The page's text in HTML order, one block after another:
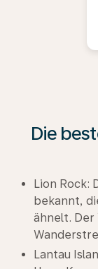
Die
Lion Rock:
bekannt,
ähnelt. Der
Lantau